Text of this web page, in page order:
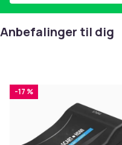
Anbefalinger til dig
-17 %